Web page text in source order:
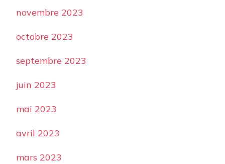
novembre 2023
octobre 2023
septembre 2023
juin 2023
mai 2023
avril 2023
mars 2023